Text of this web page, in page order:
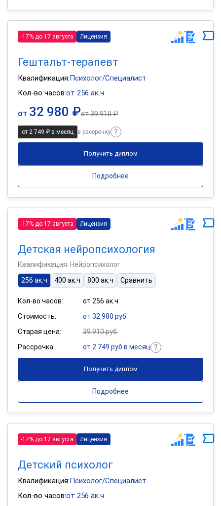
-17% до 17 августа Лицензия
Гештальт-терапевт
Квалификация:Психолог/Специалист
Кол-во часов:от 256 ак.ч
от 32 980 ₽от39 910 ₽
от 2 749 ₽ в месяц в рассрочку
Получить диплом
Подробнее
-17% до 17 августа Лицензия
Детская нейропсихология
Квалификация: Нейропсихолог
256 ак.ч
400 ак.ч 800 ак.ч Сравнить
Кол-во часов:
от 256 ак.ч
Стоимость:
от 32 980 руб.
Старая цена:
39 910 руб.
Рассрочка:
от 2 749 руб в месяц
Получить диплом
Подробнее
-17% до 17 августа Лицензия
Детский психолог
Квалификация:Психолог/Специалист
Кол-во часов:от 256 ак.ч